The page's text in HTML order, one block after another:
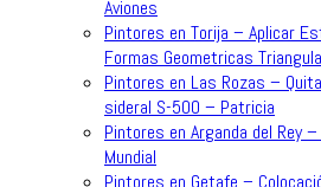
Aviones
Pintores en Torija – Aplicar
Formas Geometricas
Pintores en Las Rozas –
sideral S-500 – Patricia
Pintores en Arganda del Rey
Mundial
Pintores en Getafe –